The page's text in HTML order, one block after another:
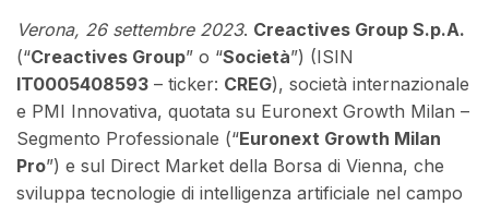
Verona, 26 settembre 2023. Creactives Group S.p.A.
(“Creactives Group” o “Società”) (ISIN
IT0005408593 – ticker: CREG), società internazionale
e PMI Innovativa, quotata su Euronext Growth Milan –
Segmento Professionale (“Euronext Growth Milan
Pro”) e sul Direct Market della Borsa di Vienna, che
sviluppa tecnologie di intelligenza artificiale nel campo